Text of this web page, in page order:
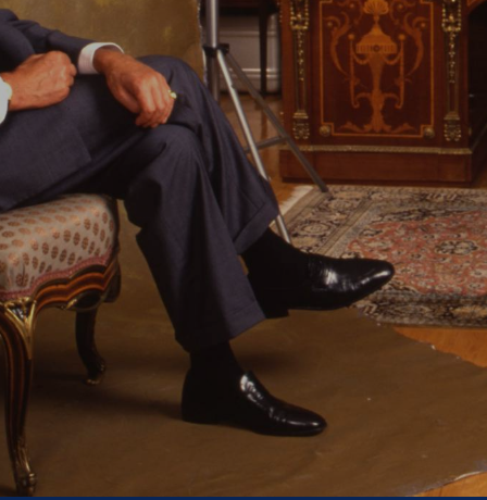
HISPANIDAD, EL GRAN
SÍMBOLO, EL GRAN ICONO
DE ESA UNIÓN
TRANSATLÁNTICA ENTRE
ESPAÑA E
HISPANOAMÉRICA.
AQUELLO FUE
EMOCIONANTE."
Joaquín Villanueva
Empresario y presidente del Círculo de
Navarra